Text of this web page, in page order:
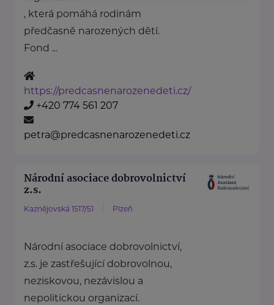
, která pomáhá rodinám
předčasně narozených dětí.
Fond ...
https://predcasnenarozenedeti.cz/
+420 774 561 207
petra@predcasnenarozenedeti.cz
Národní asociace dobrovolnictví
z.s.
Kaznějovská 1517/51 Plzeň
Národní asociace dobrovolnictví,
z.s. je zastřešující dobrovolnou,
neziskovou, nezávislou a
nepolitickou organizací.